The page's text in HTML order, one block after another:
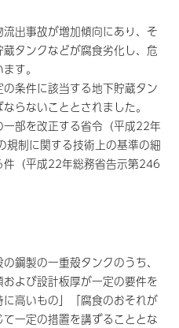
出事故が増加傾向にあり、そ
タンクなどが腐食劣化し、危
す。
条件に該当する地下貯蔵タン
らないこととされました。
一部を改正する省令（平成22年
制に関する技術上の基準の細
件（平成22年総務省告示第246
鋼製の一重殻タンクのうち、
よび設計板厚が一定の要件を
高いもの」「腐食のおそれが
一定の措置を講ずることとな